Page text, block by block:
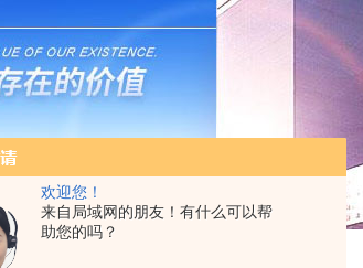
欢迎您！
来自局域网的朋友！有什么可以帮
助您的吗？